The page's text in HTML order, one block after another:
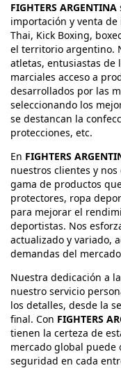
FIGHTERS ARGENTINA
importación y venta
Thai, Kick Boxing,
el territorio argentino.
atletas, entusiastas de
marciales acceso a
desarrollados por las
seleccionando los
se destancan la
protecciones, etc.
En FIGHTERS
nuestros clientes y
gama de productos
protectores, ropa
para mejorar el
deportistas. Nos
actualizado y variado,
demandas del
Nuestra dedicación a
nuestro servicio
los detalles, desde la
final. Con FIGHTERS
tienen la certeza de
mercado global puede
seguridad en cada